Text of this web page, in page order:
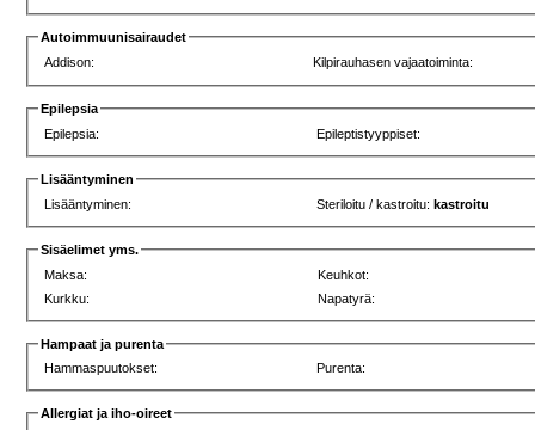
Autoimmuunisairaudet
Addison:
Kilpirauhasen vajaatoiminta:
Epilepsia
Epilepsia:
Epileptistyyppiset:
Lisääntyminen
Lisääntyminen:
Steriloitu / kastroitu:kastroitu
Sisäelimet yms.
Maksa:
Keuhkot:
Kurkku:
Napatyrä:
Hampaat ja purenta
Hammaspuutokset:
Purenta:
Allergiat ja iho-oireet